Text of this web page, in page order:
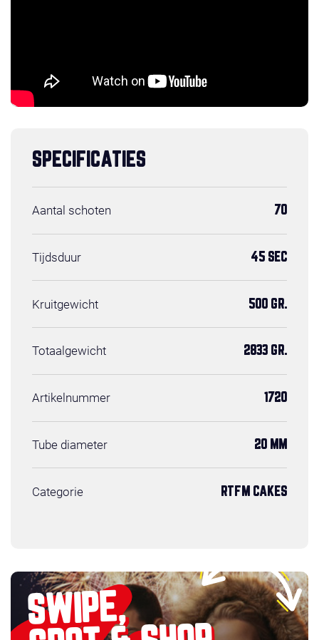
SPECIFICATIES
Aantal schoten 70
Tijdsduur 45 SEC
Kruitgewicht 500 GR.
Totaalgewicht 2833 GR.
Artikelnummer 1720
Tube diameter 20 MM
Categorie RTFM CAKES
SWIPE,